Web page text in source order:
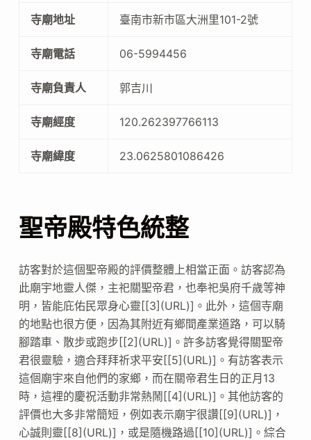
寺廟地址 臺南市新市區大洲里101-2號
寺廟電話 06-5994456
寺廟負責人 郭吉川
寺廟經度 120.262397766113
寺廟緯度 23.0625801086426
聖帝殿特色統整
訪客對於這個聖帝殿的評價整體上相當正面。訪客認為
此廟宇地靈人傑，主祀關聖帝君，也奉祀吳府千歲等神
明，皆能庇佑民眾身心靈[[3](URL)]。此外，這個寺廟
的地點也很方便，因為其附近有鄉間產業道路，可以騎
腳踏車、散步或跑步[[2](URL)]。許多訪客覺得關聖帝
君很靈驗，適合拜拜祈求平安[[5](URL)]。有訪客表示
這個廟宇來自他們的家鄉，而在關帝君生日的正月13
時，這裡的慶祝活動非常熱鬧[[4](URL)]。其他訪客的
評價也大多非常簡短，例如表示廟宇很讚[[9](URL)]，
心誠則靈[[8](URL)]，或是隨機路過[[10](URL)]。綜合